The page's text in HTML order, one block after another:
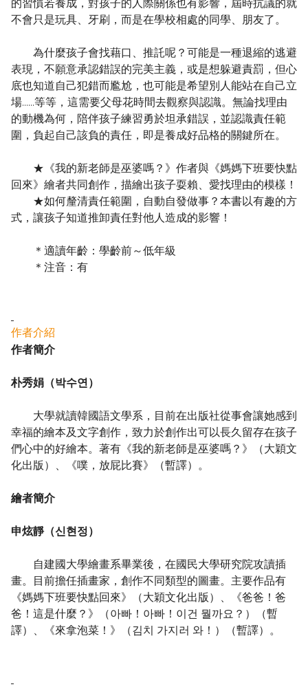
的習慣若養成，對孩子的人際關係也有影響，屆時抗議的就
不會只是玩具、牙刷，而是在學校相處的同學、朋友了。
為什麼孩子會找藉口、推託呢？可能是一種退縮的逃避
表現，不願意承認錯誤的完美主義，或是想躲避責罰，但心
底也知道自己犯錯而尷尬，也可能是希望別人能站在自己立
場……等等，這需要父母花時間去觀察與認識。無論找理由
的動機為何，陪伴孩子練習勇於坦承錯誤，並認識責任範
圍，負起自己該負的責任，即是養成好品格的關鍵所在。
★《我的新老師是巫婆嗎？》作者與《媽媽下班要快點
回來》繪者共同創作，描繪出孩子耍賴、愛找理由的模樣！
★如何釐清責任範圍，自動自發做事？本書以有趣的方
式，讓孩子知道推卸責任對他人造成的影響！
＊適讀年齡：學齡前～低年級
＊注音：有
作者介紹
作者簡介
朴秀娟（박수연）
大學就讀韓國語文學系，目前在出版社從事會讓她感到
幸福的繪本及文字創作，致力於創作出可以長久留存在孩子
們心中的好繪本。著有《我的新老師是巫婆嗎？》（大穎文
化出版）、《噗，放屁比賽》（暫譯）。
繪者簡介
申炫靜（신현정）
自建國大學繪畫系畢業後，在國民大學研究院攻讀插
畫。目前擔任插畫家，創作不同類型的圖畫。主要作品有
《媽媽下班要快點回來》（大穎文化出版）、《爸爸！爸
爸！這是什麼？》（아빠！아빠！이건 뭘까요？）（暫
譯）、《來拿泡菜！》（김치 가지러 와！）（暫譯）。